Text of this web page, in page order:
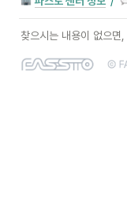
찾으시는 내용이 없으면,